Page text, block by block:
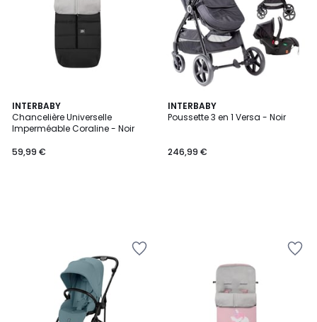
INTERBABY
Chancelière Universelle
Imperméable Coraline - Noir
59,99 €
INTERBABY
Poussette 3 en 1 Versa - Noir
246,99 €